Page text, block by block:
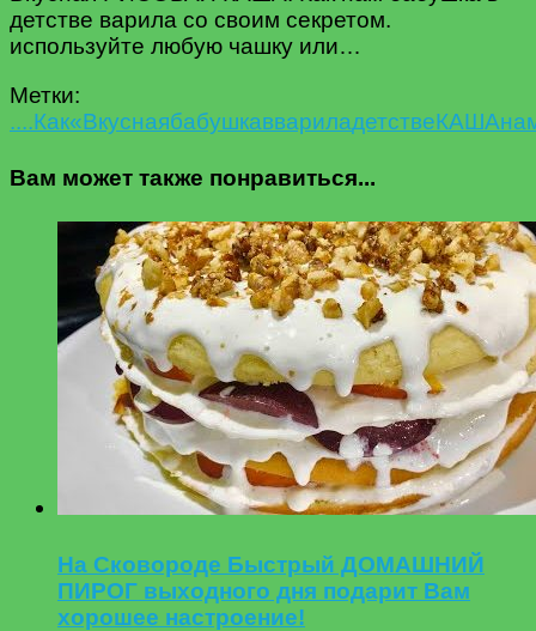
детстве варила со своим секретом.
используйте любую чашку или…
Метки:
....Как«ВкуснаябабушкаввариладетствеКАША
Вам может также понравиться...
На Сковороде Быстрый ДОМАШНИЙ
ПИРОГ выходного дня подарит Вам
хорошее настроение!